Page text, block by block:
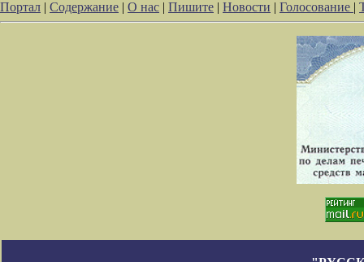
Портал | Содержание | О нас | Пишите | Новости | Голосование |